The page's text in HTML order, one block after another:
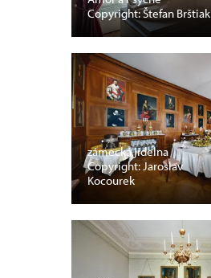
Copyright: Štefan Brštiak
zámecká jídelna
Copyright: Jaroslav
Kocourek